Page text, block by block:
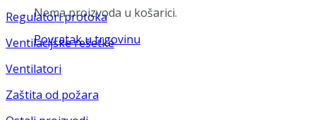
Nema proizvoda u košarici.
Povratak u trgovinu
Regulatori protoka
Ventilacijske rešetke
Ventilatori
Zaštita od požara